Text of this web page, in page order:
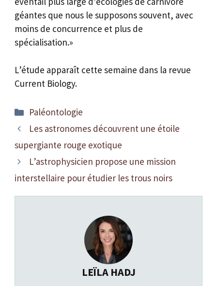
géantes que nous le supposons souvent, avec
moins de concurrence et plus de
spécialisation.»
L’étude apparaît cette semaine dans la revue
Current Biology.
Catégories
Paléontologie
Les astronomes découvrent une étoile
supergiante rouge exotique
L’astrophysicien propose une mission
interstellaire pour étudier les trous noirs
LEÏLA HADJ